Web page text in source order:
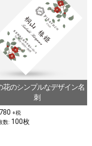
花のシンプルなデザイン名
刺
+税
数: 100枚